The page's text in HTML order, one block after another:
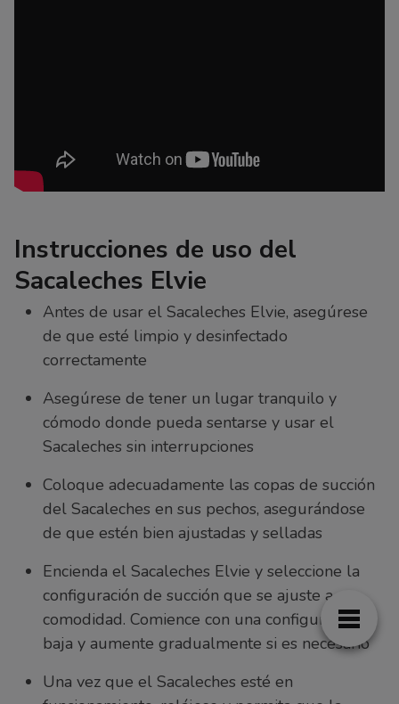
Instrucciones de uso del
Sacaleches Elvie
Antes de usar el Sacaleches Elvie, asegúrese
de que esté limpio y desinfectado
correctamente
Asegúrese de tener un lugar tranquilo y
cómodo donde pueda sentarse y usar el
Sacaleches sin interrupciones
Coloque adecuadamente las copas de succión
del Sacaleches en sus pechos, asegurándose
de que estén bien ajustadas y selladas
Encienda el Sacaleches Elvie y seleccione la
configuración de succión que se ajuste a su
comodidad. Comience con una configuración
baja y aumente gradualmente si es necesario
Una vez que el Sacaleches esté en